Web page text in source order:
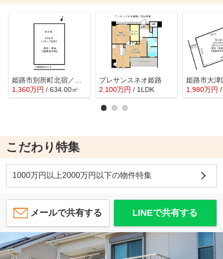
1,360万円 / 634.00㎡
プレサンスネオ姫路
2,100万円 / 1LDK 1,980万円
こだわり特集
1000万円以上2000万円以下の物件特集
メールで共有する LINEで共有する